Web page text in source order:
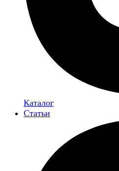
Каталог
Статьи